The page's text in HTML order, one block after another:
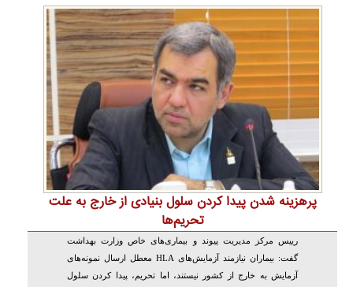
پرهزینه شدن پیدا کردن سلول بنیادی از خارج به علت
تحریم‌ها
رییس مرکز مدیریت پیوند و بیماری‌های خاص وزارت بهداشت
گفت: بیماران نیازمند آزمایش‌های HLA معطل ارسال نمونه‌های
آزمایش به خارج از کشور نیستند، اما تحریم، پیدا کردن سلول